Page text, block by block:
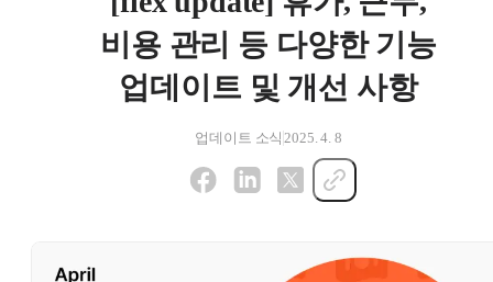
비용 관리 등 다양한 기능
업데이트 및 개선 사항
업데이트 소식 2025. 4. 8